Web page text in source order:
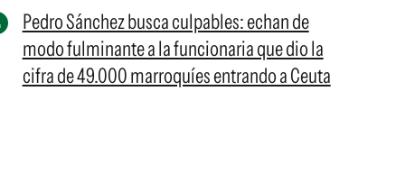
Pedro Sánchez busca culpables: echan de
modo fulminante a la funcionaria que dio la
cifra de 49.000 marroquíes entrando a Ceuta